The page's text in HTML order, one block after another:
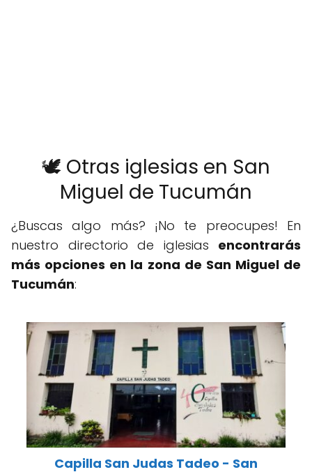
🕊️ Otras iglesias en San
Miguel de Tucumán
¿Buscas algo más? ¡No te preocupes! En
nuestro directorio de iglesias encontrarás
más opciones en la zona de San Miguel de
Tucumán:
Capilla San Judas Tadeo - San